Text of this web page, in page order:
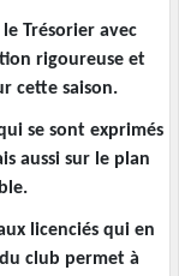
Trésorier avec
rigoureuse et
cette saison.
se sont exprimés
aussi sur le plan
licenciés qui en
club permet à